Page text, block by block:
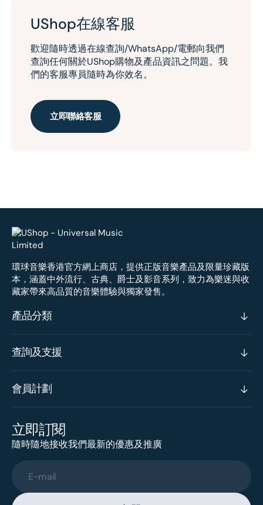
UShop在線客服
歡迎隨時透過在線查詢/WhatsApp/電郵向我們
查詢任何關於UShop購物及產品資訊之問題。我
們的客服專員隨時為你效名。
立即聯絡客服
環球音樂香港官方網上商店，提供正版音樂產品及限量珍藏版
本，涵蓋中外流行、古典、爵士及影音系列，致力為樂迷與收
藏家帶來高品質的音樂體驗與獨家發售。
產品分類
查詢及支援
會員計劃
立即訂閱
隨時隨地接收我們最新的優惠及推廣
E-mail